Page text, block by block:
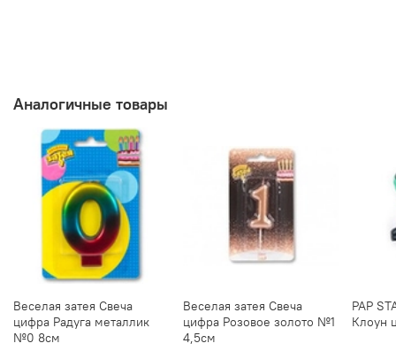
Аналогичные товары
Веселая затея Свеча
цифра Радуга металлик
№0 8см
Веселая затея Свеча
цифра Розовое золото №1
4,5см
PAP
Клоун